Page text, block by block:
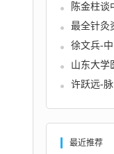
陈金柱谈
最全针灸
徐文兵-
山东大学
许跃远-
最近推荐